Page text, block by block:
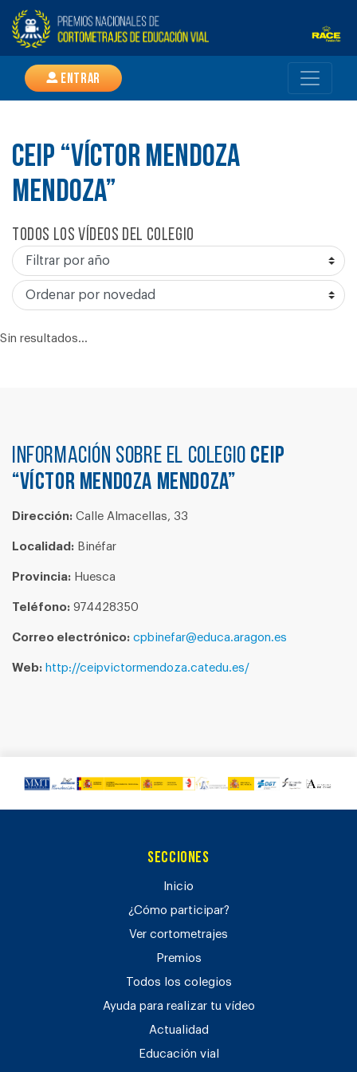
Entrar
CEIP “VÍCTOR MENDOZA
MENDOZA”
Todos los vídeos del colegio
Sin resultados...
Información sobre el colegio CEIP
“VÍCTOR MENDOZA MENDOZA”
Dirección: Calle Almacellas, 33
Localidad: Binéfar
Provincia: Huesca
Teléfono: 974428350
Correo electrónico: cpbinefar@educa.aragon.es
Web: http://ceipvictormendoza.catedu.es/
Secciones
Inicio
¿Cómo participar?
Ver cortometrajes
Premios
Todos los colegios
Ayuda para realizar tu vídeo
Actualidad
Educación vial